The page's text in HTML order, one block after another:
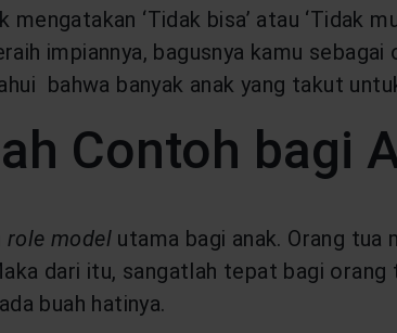
‘Tidak bisa’ atau ‘Tidak
impiannya, bagusnya kamu
bahwa banyak anak yang takut
Contoh bagi
role model utama bagi anak. Orang
dari itu, sangatlah tepat bagi
buah hatinya.